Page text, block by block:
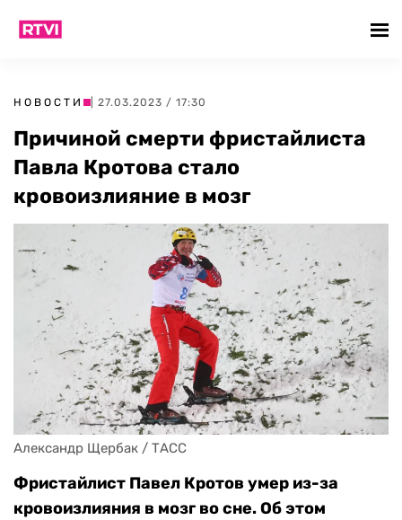
НОВОСТИ | 27.03.2023 / 17:30
Причиной смерти фристайлиста
Павла Кротова стало
кровоизлияние в мозг
Александр Щербак / ТАСС
Фристайлист Павел Кротов умер из-за
кровоизлияния в мозг во сне. Об этом